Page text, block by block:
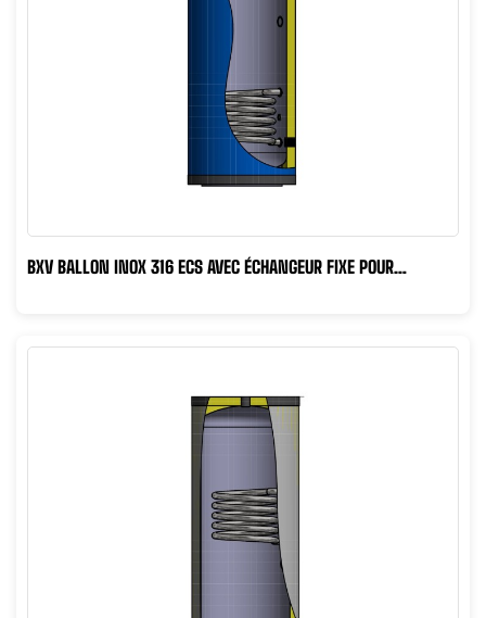
BXV BALLON INOX 316 ECS AVEC ÉCHANGEUR FIXE POUR